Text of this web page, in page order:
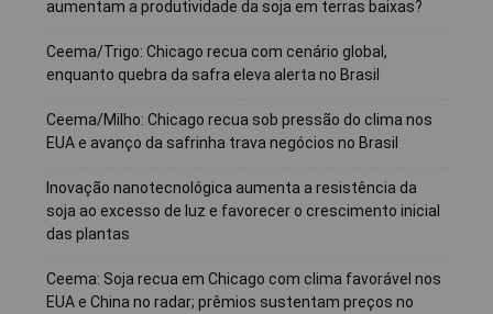
aumentam a produtividade da soja em terras baixas?
Ceema/Trigo: Chicago recua com cenário global,
enquanto quebra da safra eleva alerta no Brasil
Ceema/Milho: Chicago recua sob pressão do clima nos
EUA e avanço da safrinha trava negócios no Brasil
Inovação nanotecnológica aumenta a resistência da
soja ao excesso de luz e favorecer o crescimento inicial
das plantas
Ceema: Soja recua em Chicago com clima favorável nos
EUA e China no radar; prêmios sustentam preços no